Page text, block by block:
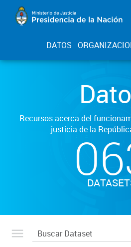
DATOS
Recursos acerca del
justicia de la